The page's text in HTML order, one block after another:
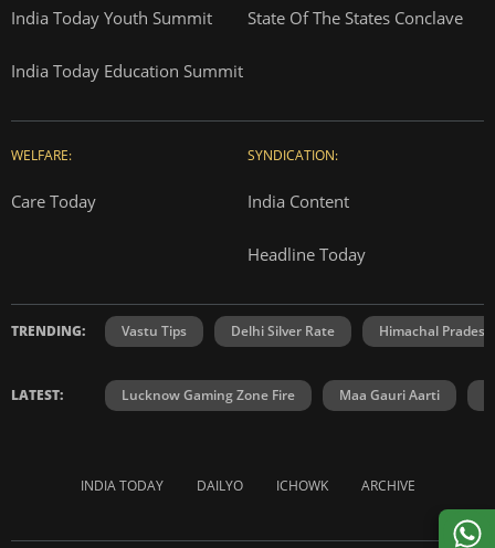
India Today Youth Summit State Of The States Conclave
India Today Education Summit
WELFARE:
Care Today
SYNDICATION:
India Content
Headline Today
TRENDING: Vastu Tips Delhi Silver Rate Himachal
LATEST: Lucknow Gaming Zone Fire Maa Gauri Aarti
INDIA TODAY DAILYO ICHOWK ARCHIVE